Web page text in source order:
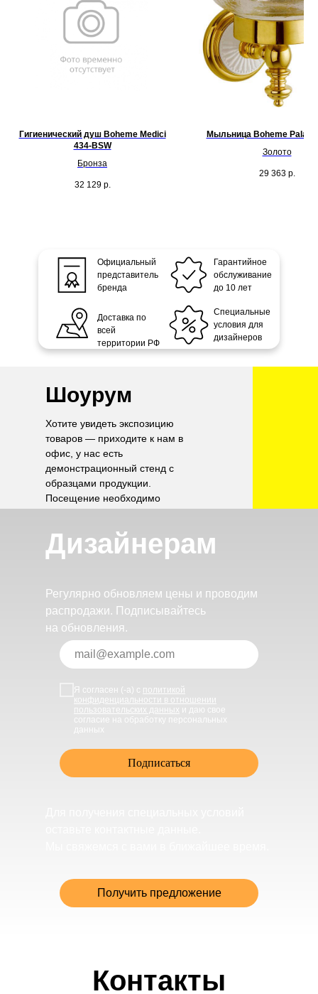
Гигиенический душ Boheme Medici
434-BSW
Бронза
32 129 р.
Мыльница Boheme
Золото
29 363 р.
Официальный
представитель
бренда
Доставка по
всей
территории РФ
Гарантийное
обслуживание
до 10 лет
Специальные
условия для
дизайнеров
Шоурум
Хотите увидеть экспозицию
товаров — приходите к нам в
офис, у нас есть
демонстрационный стенд с
образцами продукции.
Посещение необходимо
Дизайнерам
Регулярно обновляем цены и проводим
распродажи. Подписывайтесь
на обновления.
Я согласен (-а) с политикой
конфиденциальности в отношении
пользовательских данных и даю свое
согласие на обработку персональных
данных
Подписаться
Получить предложение
Контакты